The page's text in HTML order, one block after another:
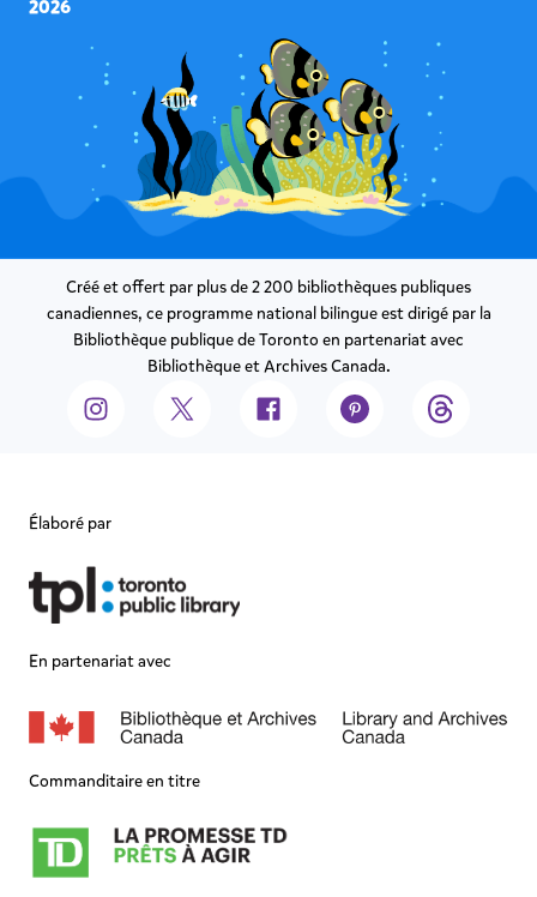
2026
Créé et o­ffert par plus de 2 200 bibliothèques publiques
canadiennes, ce programme national bilingue est dirigé par la
Bibliothèque publique de Toronto en partenariat avec
Bibliothèque et Archives Canada.
Élaboré par
En partenariat avec
Commanditaire en titre